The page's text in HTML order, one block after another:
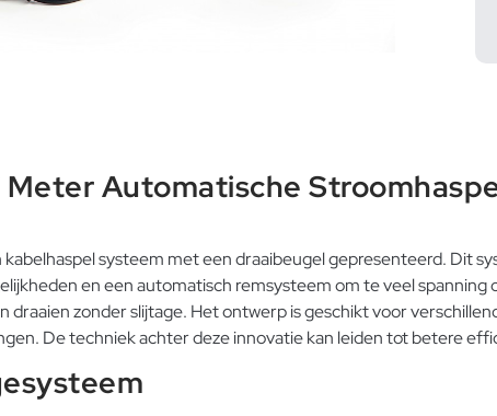
Meter Automatische
kabelhaspel systeem met een draaibeugel gepresenteerd.
en een automatisch remsysteem om te veel
draaien zonder slijtage. Het ontwerp is geschikt voor
De techniek achter deze innovatie kan leiden tot betere